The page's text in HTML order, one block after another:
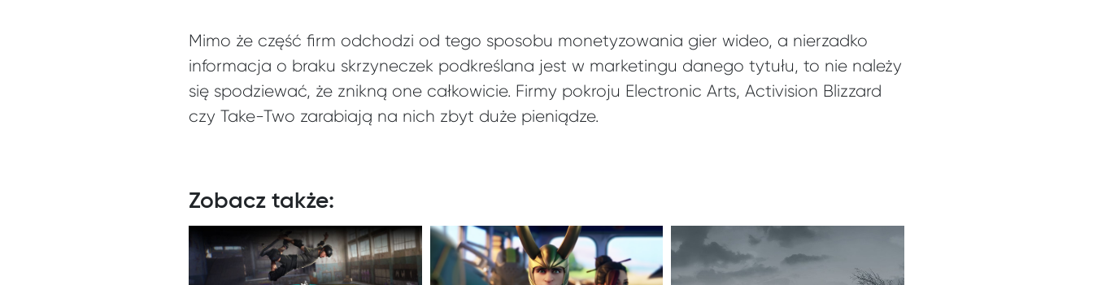
Mimo że część firm odchodzi od tego sposobu monetyzowania gier wideo, a nierzadko
informacja o braku skrzyneczek podkreślana jest w marketingu danego tytułu, to nie należy
się spodziewać, że znikną one całkowicie. Firmy pokroju Electronic Arts, Activision Blizzard
czy Take-Two zarabiają na nich zbyt duże pieniądze.
Zobacz także: